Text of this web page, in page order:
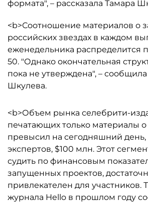
формата", – рассказала Тамара
<b>Соотношение материалов о
российских звездах в каждом
еженедельника распределится
50. "Однако окончательная
пока не утверждена", –
Шкулева.
<b>Объем рынка селебрити-
печатающих только материалы о
превысил на сегодняшний день,
экспертов, $100 млн. Этот
судить по финансовым
запущенных проектов,
привлекателен для участников.
журнала Hello в прошлом году